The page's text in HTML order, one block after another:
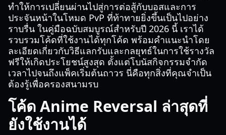
ทำให้การเปลี่ยนผ่านไปสู่การต่อสู้กับบอสและการ
ประจันหน้าในโหมด PvP ที่ท้าทายยิ่งขึ้นเป็นไปอย่าง
ราบรื่น ในคู่มือฉบับสมบูรณ์สำหรับปี 2026 นี้ เราได้
รวบรวมโค้ดที่ใช้งานได้ทุกโค้ด พร้อมคำแนะนำโดย
ละเอียดเกี่ยวกับวิธีแลกรับและกลยุทธ์ในการใช้รางวัล
ฟรีให้เกิดประโยชน์สูงสุด ตั้งแต่โบนัสกิจกรรมจำกัด
เวลาไปจนถึงแพ็คเริ่มต้นถาวร นี่คือทุกสิ่งที่คุณจำเป็น
ต้องรู้เพื่อครองสนามรบ
โค้ด Anime Reversal ล่าสุดที่
ยังใช้งานได้